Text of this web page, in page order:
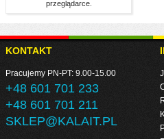
przeglądarce.
KONTAKT
Pracujemy PN-PT: 9.00-15.00
+48 601 701 233
+48 601 701 211
SKLEP@KALAIT.PL